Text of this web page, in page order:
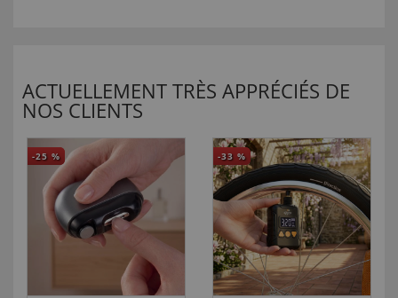
ACTUELLEMENT TRÈS APPRÉCIÉS DE
NOS CLIENTS
-25 % -33 %